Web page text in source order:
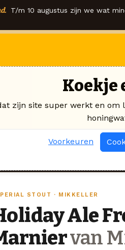
T/m 10 augustus zijn we wat
STOUT · MIKKELLER
Ale
van
Koekje
zijn site super werkt en
Voorkeuren